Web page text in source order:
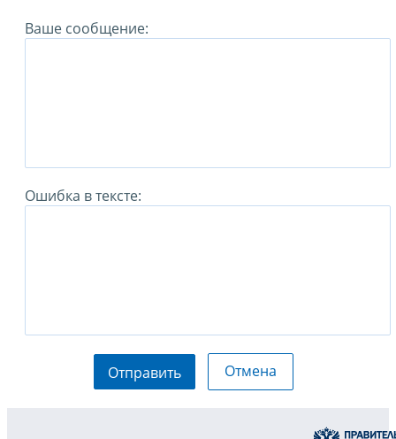
Ваше сообщение:
Ошибка в тексте:
Отправить Отмена